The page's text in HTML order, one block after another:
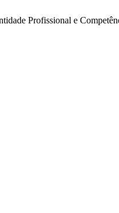
Profissional e